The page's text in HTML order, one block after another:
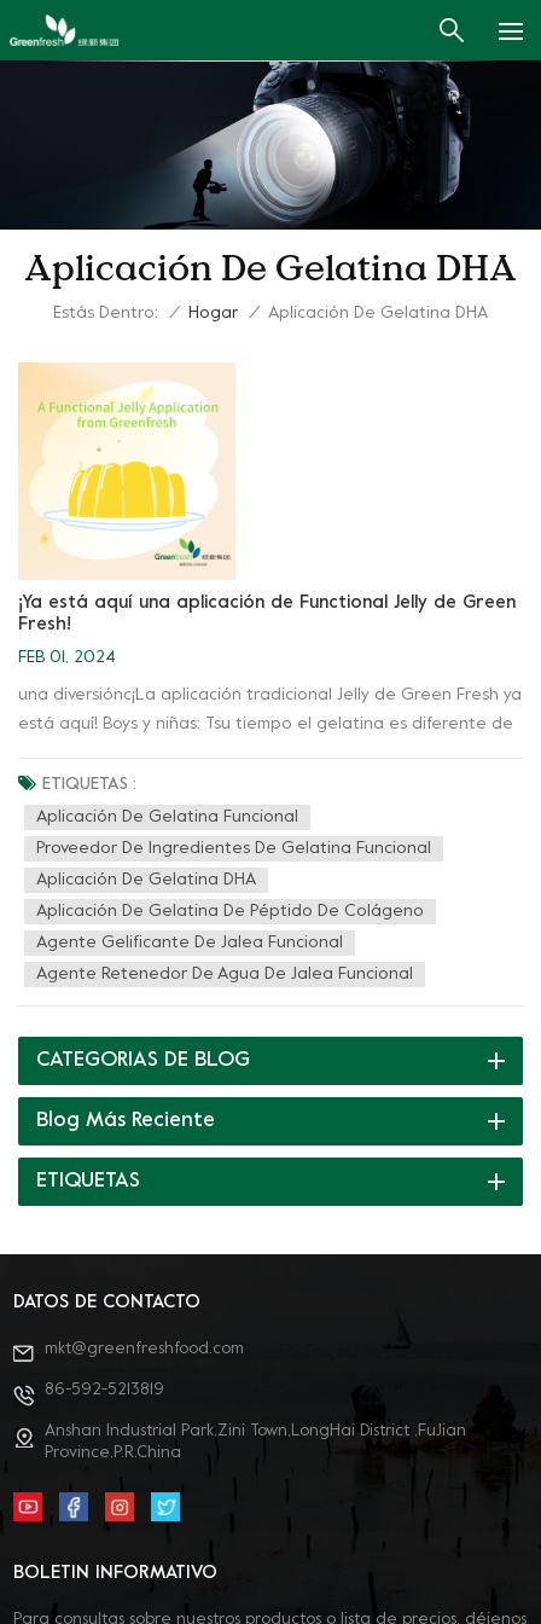
Aplicación De Gelatina DHA
Estás Dentro: / Hogar / Aplicación De Gelatina DHA
¡Ya está aquí una aplicación de Functional Jelly de Green
Fresh!
FEB 01, 2024
una diversiónc¡La aplicación tradicional Jelly de Green Fresh ya
está aquí! Boys y niñas: Tsu tiempo el gelatina es diferente de
del grupo: Aplicación de jalea funcional Podrás llevar esta
deliciosa y nutritiva gelatina en tu bolsillo, y comer it en
cualquier momento, en cualquier lugar Normalmente, los
suplementos para la salud se suelen tomar en forma de
cápsulas. Ahora ya no necesitas tomarlos como tú.’¡Estás
tomando medicina! Es una especie de cuajary solicitud eso
poder satisface los antojos y mantiene la salud Ven y
consíguelo ~ Jalea DHA Características del producto ·Sin olor
gelatina, 1 barra de gelatina puede cubrir la ingesta diaria
producto ·textura elástica ·sin azúcar, reducir el carga en el
estomago ·10% de contenido de péptido de colágeno. ·20 g
por barra de gelatina, 2-3 barras de gelatina pueden cubrir la
ingesta diaria En el hora del té de la tarde ¿Cómo puede un
ETIQUETAS :
Aplicación De Gelatina Funcional
Proveedor De Ingredientes De Gelatina Funcional
Aplicación De Gelatina DHA
Aplicación De Gelatina De Péptido De Colágeno
Agente Gelificante De Jalea Funcional
Agente Retenedor De Agua De Jalea Funcional
CATEGORIAS DE BLOG
Blog Más Reciente
ETIQUETAS
DATOS DE CONTACTO
mkt@greenfreshfood.com
86-592-5213819
Anshan Industrial Park,Zini Town,LongHai District ,FuJian
Province,P.R.China
BOLETIN INFORMATIVO
Para consultas sobre nuestros productos o lista de precios, déjenos